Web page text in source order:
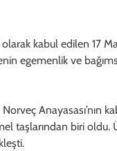
kabul edilen 17
egemenlik ve
Anayasası’nın
taşlarından biri